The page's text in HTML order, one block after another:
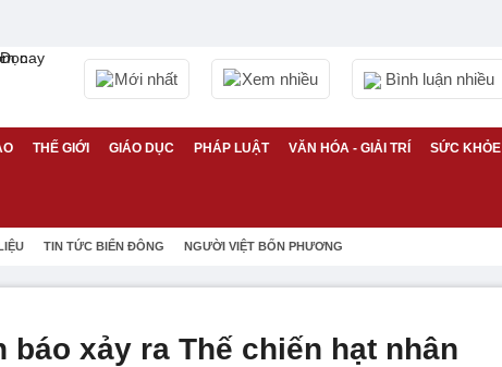
Mới nhất Xem nhiều Bình luận nhiều
THẾ GIỚI GIÁO DỤC PHÁP LUẬT VĂN HÓA - GIẢI TRÍ SỨC KHỎE
TIN TỨC BIỂN ĐÔNG NGƯỜI VIỆT BỐN PHƯƠNG
báo xảy ra Thế chiến hạt nhân